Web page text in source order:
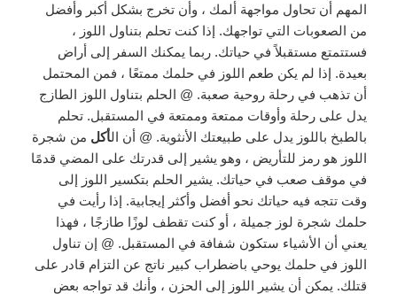
المهم أن تحاول مواجهة ألمك ، وأن تخرج بشكل أكبر وأفضل
من الصعوبات التي تواجهك. إذا كنت تحلم بتناول اللوز ،
فستتمتع مستقبلاً في حياتك. ربما يمكنك السفر إلى أراض
بعيدة. إذا لم يكن طعم اللوز في حلمك ممتعًا ، فمن المحتمل
أن تذهب في رحلة روحية صعبة. @ الحلم بتناول اللوز الطازج
يدل على رحلة وأوقات ممتعة وممتعة في المستقبل. تحلم
بالطبخ باللوز يدل على طبيعتك الأنثوية. @ أن الأكل من شجرة
اللوز هو رمز للتأريض ، وهو يشير إلى قدرتك على المضي قدمًا
في موقف صعب في حياتك. يشير الحلم بتكسير اللوز إلى
وقت تتجه فيه حياتك نحو أفضل وأكثر إيجابية. إذا رأيت في
حلمك شجرة لوز جميلة ، أو كنت تقطف لوزًا طازجًا ، فهذا
يعني أن الأشياء ستكون شفافة في المستقبل. @ إن تناول
اللوز في حلمك يوحي باضطراب كبير ناتج عن التزام قادر على
قتلك. يمكن أن يشير اللوز إلى الحزن ، وأنك قد تواجه بعض